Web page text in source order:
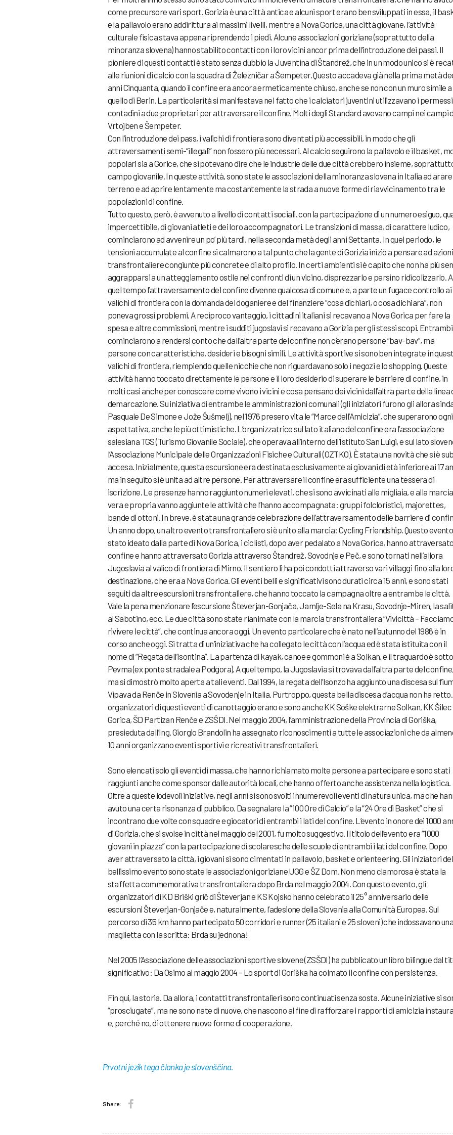
come precursore vari sport. Gorizia è una città antica e alcuni sport erano ben sviluppati in essa, il
e la pallavolo erano addirittura ai massimi livelli, mentre a Nova Gorica, una città giovane, l’attività
culturale fisica stava appena riprendendo i piedi. Alcune associazioni goriziane (soprattutto della
minoranza slovena) hanno stabilito contatti con i loro vicini ancor prima dell’introduzione dei passi. Il
pioniere di questi contatti è stato senza dubbio la Juventina di Štandrež, che in un modo unico si è
alle riunioni di calcio con la squadra di Železničar a Šempeter. Questo accadeva già nella prima metà
anni Cinquanta, quando il confine era ancora ermeticamente chiuso, anche se non con un muro simile a
quello di Berin. La particolarità si manifestava nel fatto che i calciatori juventini utilizzavano i permessi
contadini a due proprietari per attraversare il confine. Molti degli Standard avevano campi nei campi
Vrtojben e Šempeter.
Con l’introduzione dei pass, i valichi di frontiera sono diventati più accessibili, in modo che gli
attraversamenti semi-“illegali” non fossero più necessari. Al calcio seguirono la pallavolo e il basket,
popolari sia a Gorice, che si potevano dire che le industrie delle due città crebbero insieme,
campo giovanile. In queste attività, sono state le associazioni della minoranza slovena in Italia ad arare
terreno e ad aprire lentamente ma costantemente la strada a nuove forme di riavvicinamento tra le
popolazioni di confine.
Tutto questo, però, è avvenuto a livello di contatti sociali, con la partecipazione di un numero esiguo,
impercettibile, di giovani atleti e dei loro accompagnatori. Le transizioni di massa, di carattere ludico,
cominciarono ad avvenire un po’ più tardi, nella seconda metà degli anni Settanta. In quel periodo, le
tensioni accumulate al confine si calmarono a tal punto che la gente di Gorizia iniziò a pensare ad azioni
transfrontaliere congiunte più concrete e di alto profilo. In certi ambienti si è capito che non ha più
aggrapparsi a un atteggiamento ostile nei confronti di un vicino, disprezzarlo e persino ridicolizzarlo. A
quel tempo l’attraversamento del confine divenne qualcosa di comune e, a parte un fugace controllo ai
valichi di frontiera con la domanda del doganiere e del finanziere “cosa dichiari, o cosa dichiara”, non
poneva grossi problemi. A reciproco vantaggio, i cittadini italiani si recavano a Nova Gorica per fare la
spesa e altre commissioni, mentre i sudditi jugoslavi si recavano a Gorizia per gli stessi scopi. Entrambi
cominciarono a rendersi conto che dall’altra parte del confine non c’erano persone “bav-bav”, ma
persone con caratteristiche, desideri e bisogni simili. Le attività sportive si sono ben integrate in
valichi di frontiera, riempiendo quelle nicchie che non riguardavano solo i negozi e lo shopping. Queste
attività hanno toccato direttamente le persone e il loro desiderio di superare le barriere di confine, in
molti casi anche per conoscere come vivono i vicini e cosa pensano dei vicini dall’altra parte della linea
demarcazione. Su iniziativa di entrambe le amministrazioni comunali (gli iniziatori furono gli allora
Pasquale De Simone e Jože Šušmelj), nel 1976 presero vita le “Marce dell’Amicizia”, che superarono ogni
aspettativa, anche le più ottimistiche. L’organizzatrice sul lato italiano del confine era l’associazione
salesiana TGS (Turismo Giovanile Sociale), che operava all’interno dell’Istituto San Luigi, e sul lato
l’Associazione Municipale delle Organizzazioni Fisiche e Culturali (OZTKO). È stata una novità che si è
accesa. Inizialmente, questa escursione era destinata esclusivamente ai giovani di età inferiore ai 17
ma in seguito si è unita ad altre persone. Per attraversare il confine era sufficiente una tessera di
iscrizione. Le presenze hanno raggiunto numeri elevati, che si sono avvicinati alle migliaia, e alla marcia
vera e propria vanno aggiunte le attività che l’hanno accompagnata: gruppi folcloristici, majorettes,
bande di ottoni. In breve, è stata una grande celebrazione dell’attraversamento delle barriere di
Un anno dopo, un altro evento transfrontaliero si è unito alla marcia: Cycling Friendship. Questo
stato ideato dalla parte di Nova Gorica, i ciclisti, dopo aver pedalato a Nova Gorica, hanno
confine e hanno attraversato Gorizia attraverso Štandrež, Sovodnje e Peč, e sono tornati nell’allora
Jugoslavia al valico di frontiera di Mirno. Il sentiero li ha poi condotti attraverso vari villaggi fino alla
destinazione, che era a Nova Gorica. Gli eventi belli e significativi sono durati circa 15 anni, e sono stati
seguiti da altre escursioni transfrontaliere, che hanno toccato la campagna oltre a entrambe le città.
Vale la pena menzionare l’escursione Števerjan-Gonjača, Jamlje-Sela na Krasu, Sovodnje-Miren, la
al Sabotino, ecc. Le due città sono state rianimate con la marcia transfrontaliera “Vivicittà –
rivivere le città”, che continua ancora oggi. Un evento particolare che è nato nell’autunno del 1986 è in
corso anche oggi. Si tratta di un’iniziativa che ha collegato le città con l’acqua ed è stata istituita con il
nome di “Regata dell’Isontina”. La partenza di kayak, canoe e gommoni è a Solkan, e il traguardo è sotto
Pevma (ex ponte stradale a Podgora). A quel tempo, la Jugoslavia si trovava dall’altra parte del confine,
ma si dimostrò molto aperta a tali eventi. Dal 1994, la regata dell’Isonzo ha aggiunto una discesa sul
Vipava da Renče in Slovenia a Sovodenje in Italia. Purtroppo, questa bella discesa d’acqua non ha retto.
organizzatori di questi eventi di canottaggio erano e sono anche KK Soške elektrarne Solkan, KK Šilec
Gorica, ŠD Partizan Renče e ZSŠDI. Nel maggio 2004, l’amministrazione della Provincia di Goriška,
presieduta dall’Ing. Giorgio Brandolin ha assegnato riconoscimenti a tutte le associazioni che da
10 anni organizzano eventi sportivi e ricreativi transfrontalieri.
Sono elencati solo gli eventi di massa, che hanno richiamato molte persone a partecipare e sono stati
raggiunti anche come sponsor dalle autorità locali, che hanno offerto anche assistenza nella logistica.
Oltre a queste lodevoli iniziative, negli anni si sono svolti innumerevoli eventi di natura unica, ma che
avuto una certa risonanza di pubblico. Da segnalare la “100 Ore di Calcio” e la “24 Ore di Basket” che si
incontrano due volte con squadre e giocatori di entrambi i lati del confine. L’evento in onore dei 1000
di Gorizia, che si svolse in città nel maggio del 2001, fu molto suggestivo. Il titolo dell’evento era “1000
giovani in piazza” con la partecipazione di scolaresche delle scuole di entrambi i lati del confine. Dopo
aver attraversato la città, i giovani si sono cimentati in pallavolo, basket e orienteering. Gli iniziatori del
bellissimo evento sono state le associazioni goriziane UGG e ŠZ Dom. Non meno clamorosa è stata la
staffetta commemorativa transfrontaliera dopo Brda nel maggio 2004. Con questo evento, gli
organizzatori di KD Briški grič di Števerjan e KS Kojsko hanno celebrato il 25° anniversario delle
escursioni Števerjan-Gonjače e, naturalmente, l’adesione della Slovenia alla Comunità Europea. Sul
percorso di 35 km hanno partecipato 50 corridori e runner (25 italiani e 25 sloveni) che indossavano una
maglietta con la scritta: Brda su jednona!
Nel 2005 l’Associazione delle associazioni sportive slovene (ZSŠDI) ha pubblicato un libro bilingue dal
significativo: Da Osimo al maggio 2004 – Lo sport di Goriška ha colmato il confine con persistenza.
Fin qui, la storia. Da allora, i contatti transfrontalieri sono continuati senza sosta. Alcune iniziative si
“prosciugate”, ma ne sono nate di nuove, che nascono al fine di rafforzare i rapporti di amicizia
e, perché no, di ottenere nuove forme di cooperazione.
Prvotni jezik tega članka je slovenščina.
Share: